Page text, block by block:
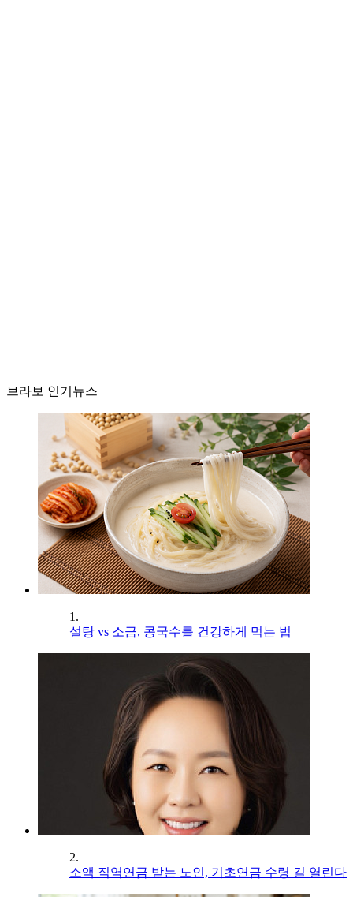
브라보 인기뉴스
1.
설탕 vs 소금, 콩국수를 건강하게 먹는 법
2.
소액 직역연금 받는 노인, 기초연금 수령 길 열린다